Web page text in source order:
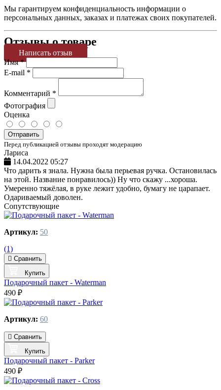
Мы гарантируем конфиденциальность информации о
персональных данных, заказах и платежах своих покупателей.
Отзывы о товаре
Написать отзыв
Имя*
E-mail *
Комментарий *
Фотография
Оценка
Отправить
Перед публикацией отзывы проходят модерацию
Лариса
14.04.2022 05:27
Что дарить я знала. Нужна была перьевая ручка. Остановилась
на этой. Название понравилось)) Ну что скажу ...хороша.
Умеренно тяжёлая, в руке лежит удобно, бумагу не царапает.
Одариваемый доволен.
Сопутствующие
Артикул: 50
(1)
Сравнить
Купить
Подарочный пакет - Waterman
490 ₽
Артикул: 60
Сравнить
Купить
Подарочный пакет - Parker
490 ₽